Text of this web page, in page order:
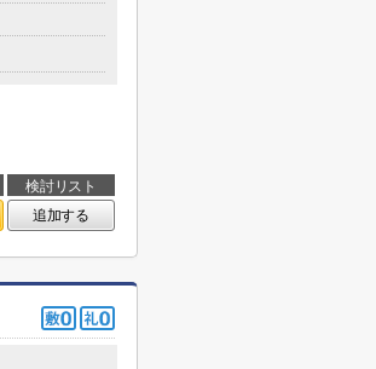
検討リスト
追加する